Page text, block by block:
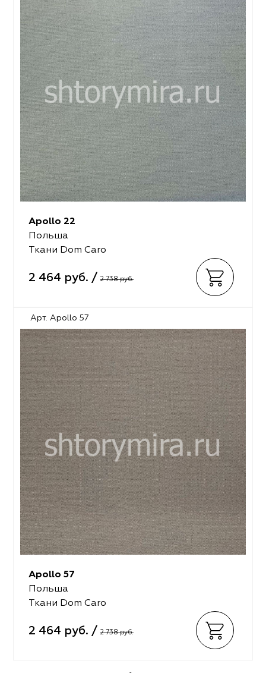
Apollo 22
Польша
Ткани Dom Caro
2 464 руб. / 2 738 руб.
Арт. Apollo 57
Apollo 57
Польша
Ткани Dom Caro
2 464 руб. / 2 738 руб.